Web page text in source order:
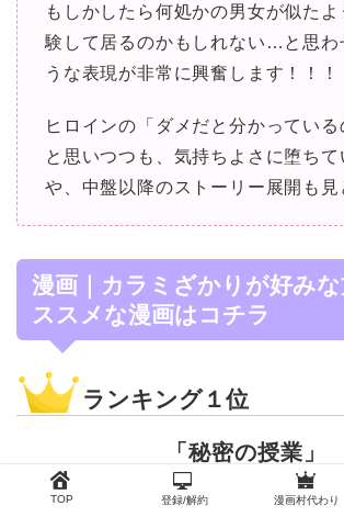
もしかしたら何処かの男女が似たよ
験して居るのかもしれない…と思わ
うな表現が非常に興奮します！！！
ヒロインの「ダメだと分かっている
と思いつつも、気持ちよさに堕ちて
や、中盤以降のストーリー展開も見
漫画｜カラミざかりが好み
ススメな漫画はコチラ
ランキング１位
「秘密の授業」
TOP 登録/解約 漫画村代わり